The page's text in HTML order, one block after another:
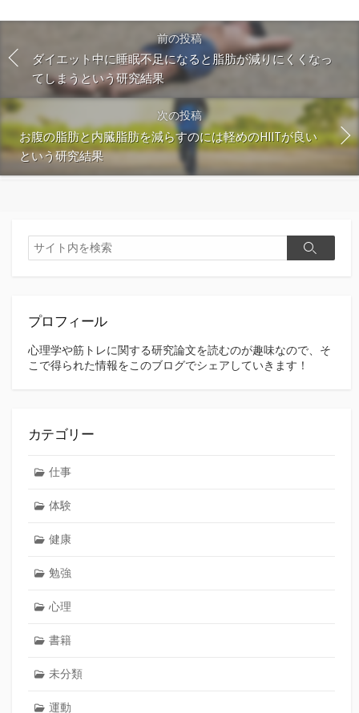
る
前の投稿
ダイエット中に睡眠不足になると脂肪が減りにくくなっ
てしまうという研究結果
次の投稿
お腹の脂肪と内臓脂肪を減らすのには軽めのHIITが良い
という研究結果
検
索
検
プロフィール
心理学や筋トレに関する研究論文を読むのが趣味なので、そ
こで得られた情報をこのブログでシェアしていきます！
カテゴリー
仕事
体験
健康
勉強
心理
書籍
未分類
運動